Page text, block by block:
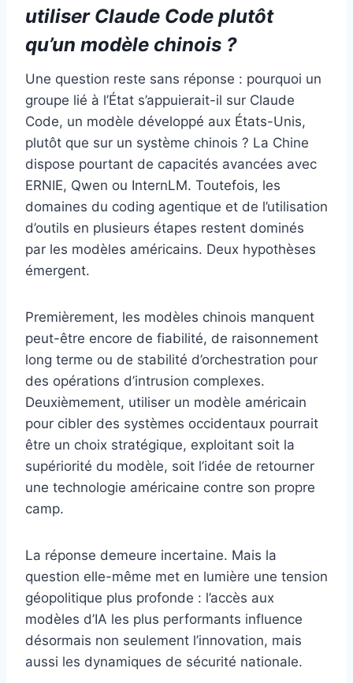
utiliser Claude Code plutôt
qu’un modèle chinois ?
Une question reste sans réponse : pourquoi un
groupe lié à l’État s’appuierait-il sur Claude
Code, un modèle développé aux États-Unis,
plutôt que sur un système chinois ? La Chine
dispose pourtant de capacités avancées avec
ERNIE, Qwen ou InternLM. Toutefois, les
domaines du coding agentique et de l’utilisation
d’outils en plusieurs étapes restent dominés
par les modèles américains. Deux hypothèses
émergent.
Premièrement, les modèles chinois manquent
peut-être encore de fiabilité, de raisonnement
long terme ou de stabilité d’orchestration pour
des opérations d’intrusion complexes.
Deuxièmement, utiliser un modèle américain
pour cibler des systèmes occidentaux pourrait
être un choix stratégique, exploitant soit la
supériorité du modèle, soit l’idée de retourner
une technologie américaine contre son propre
camp.
La réponse demeure incertaine. Mais la
question elle-même met en lumière une tension
géopolitique plus profonde : l’accès aux
modèles d’IA les plus performants influence
désormais non seulement l’innovation, mais
aussi les dynamiques de sécurité nationale.